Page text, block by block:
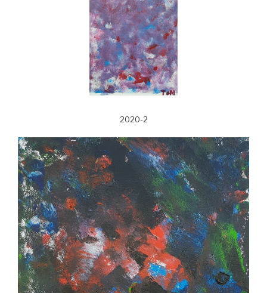
2020-2